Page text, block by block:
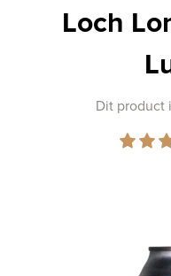
Loch
Dit product